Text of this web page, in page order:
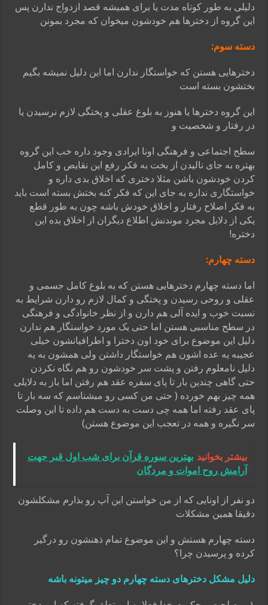
دلیلی به طور کوتاه مدت یا برایهمیشه قصد ازدواج ندارن پس
این گروه از دخترها هم خودشون میخوان که مجرد بمونن
دسته سوم:
دخترهایی هستن که خواستگار ندارن اما این دلیل نمیشه بگیم
بختشون بسته است
این گروه دخترها یا هنوز به بلوغ عقلی و پختگی لازم نرسیدن یا
در رفتار و شخصیت و
سطح اجتماعی و فرهنگی اونا ایرادی وجود داره خب این گروه
بهتره به جای نالیدن از بخت به فکر رفع این نقایص و کامل
کردن خودشون باشن مثلا دختری که اخلاق بدی داره و
خواستگاری نداره به جای این که فکر کنه بختش بسته است باید
به فکر اصلاح رفتار و اخلاق خودش باشه چون به طور قطع
یکی از دلایل مجرد موندنش اطلاع دیگران از اخلاق بده این
دختره!
دسته چهارم:
اما دسته چهارم دخترهایی هستن که به بلوغ کامل جسمی و
عقلی و روحی رسیدن و پختگی و کمال لازم رو دارن شرایط به
نسبت خوب و ایده آلی هم دارن و از نظر خانوادگی و فرهنگی
در سطح مناسبی هستن اما حتی یک مورد خواستگار هم ندارن
دلیل این موضوع برای خود اون دخترا و اطرافیانشون خیلی
عجیبه یه عده اشون هم خواستگار داشتن ولی همشون به یه
دلیل نامعلوم رفتن و پشت سر خودشون رو هم نگاه نکردن
حتی گاهی چندین بار تا پای سفره عقد هم رفتن اما باز به دلایلی
همه چیز بهم خورده ( حتی من کسی رو میشناسم که سه بار تا
پای عقد رفته اما همه چی دست به دست هم داده تا این وصلت
سر نگیره و همه در تعجب این موضوع هستن)
بیشتر بخوانید بهترین سوره قرآن برای شب اول قبر جهت
آرامش روح اموات و مردگان
دو نفر از اونایی که از من خواستن این آپ رو بذارم مشکلشون
دقیقا همین مشکلات
دسته چهارم هستش و این موضوع تمام ذهنشون رو درگیر
کرده و پرسیدن چرا؟
دلیل مشکل دخترهای دسته چهارم دو چیز میتونه باشه